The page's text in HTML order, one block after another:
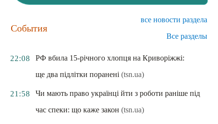
События
все новости раздела
Все разделы
22:08
РФ вбила 15-річного хлопця на Криворіжжі:
ще два підлітки поранені (tsn.ua)
21:58
Чи мають право українці йти з роботи раніше під
час спеки: що каже закон (tsn.ua)